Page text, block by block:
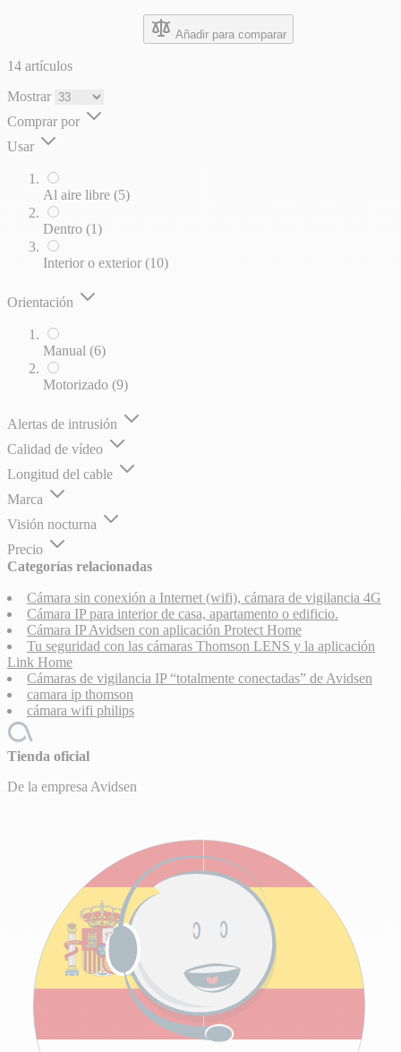
Comprar por
Usar
Al aire libre (5)artículos
Dentro (1)artículo
Interior o exterior (10)artículos
Orientación
Manual (6)artículos
Motorizado (9)artículos
Alertas de intrusión
Calidad de vídeo
Longitud del cable
Marca
Visión nocturna
Precio
Añadir para comparar
14 artículos
Mostrar
Categorías relacionadas
Cámara sin conexión a Internet (wifi), cámara de vigilancia 4G
Cámara IP para interior de casa, apartamento o edificio.
Cámara IP Avidsen con aplicación Protect Home
Tu seguridad con las cámaras Thomson LENS y la aplicación
Link Home
Cámaras de vigilancia IP “totalmente conectadas” de Avidsen
camara ip thomson
cámara wifi philips
Tienda oficial
De la empresa Avidsen